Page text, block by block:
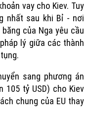
vay cho Kiev. Tuy
nhất sau khi Bỉ - nơi
của Nga yêu cầu
lý giữa các thành
sang phương án
tỷ USD) cho Kiev
chung của EU thay